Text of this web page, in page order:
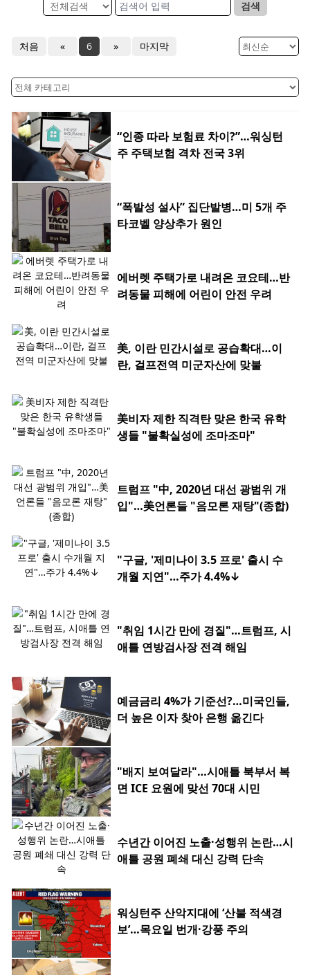
검색
처음 « 6 » 마지막
“인종 따라 보험료 차이?”…워싱턴
주 주택보험 격차 전국 3위
“폭발성 설사” 집단발병…미 5개 주
타코벨 양상추가 원인
에버렛 주택가로 내려온 코요테…반
려동물 피해에 어린이 안전 우려
美, 이란 민간시설로 공습확대…이
란, 걸프전역 미군자산에 맞불
美비자 제한 직격탄 맞은 한국 유학
생들 "불확실성에 조마조마"
트럼프 "中, 2020년 대선 광범위 개
입"…美언론들 "음모론 재탕"(종합)
"구글, '제미나이 3.5 프로' 출시 수
개월 지연"…주가 4.4%↓
"취임 1시간 만에 경질"…트럼프, 시
애틀 연방검사장 전격 해임
예금금리 4%가 기준선?…미국인들,
더 높은 이자 찾아 은행 옮긴다
"배지 보여달라"…시애틀 북부서 복
면 ICE 요원에 맞선 70대 시민
수년간 이어진 노출·성행위 논란…시
애틀 공원 폐쇄 대신 강력 단속
워싱턴주 산악지대에 ‘산불 적색경
보’…목요일 번개·강풍 주의